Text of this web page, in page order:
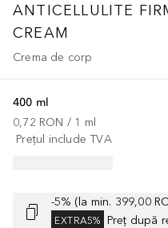
ANTICELLULITE
CREAM
Crema de corp
400 ml
0,72 RON / 1 ml
Prețul include TVA
-5% (la min. 399,00
EXTRA5% Preț după